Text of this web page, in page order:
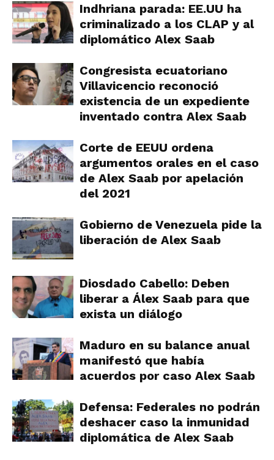
Indhriana parada: EE.UU ha
criminalizado a los CLAP y al
diplomático Alex Saab
Congresista ecuatoriano
Villavicencio reconoció
existencia de un expediente
inventado contra Alex Saab
Corte de EEUU ordena
argumentos orales en el caso
de Alex Saab por apelación
del 2021
Gobierno de Venezuela pide la
liberación de Alex Saab
Diosdado Cabello: Deben
liberar a Álex Saab para que
exista un diálogo
Maduro en su balance anual
manifestó que había
acuerdos por caso Alex Saab
Defensa: Federales no podrán
deshacer caso la inmunidad
diplomática de Alex Saab